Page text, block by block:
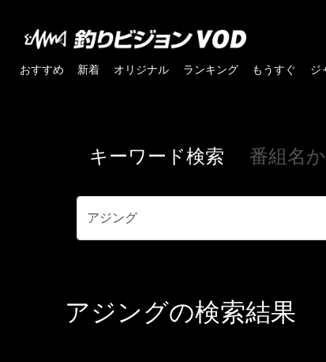
おすすめ 新着 オリジナル ランキング もうすぐ ジ
キーワード検索 番組名
アジングの検索結果